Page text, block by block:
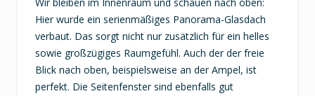
Wir bleiben im Innenraum und schauen nach oben:
Hier wurde ein serienmäßiges Panorama-Glasdach
verbaut. Das sorgt nicht nur zusätzlich für ein helles
sowie großzügiges Raumgefühl. Auch der der freie
Blick nach oben, beispielsweise an der Ampel, ist
perfekt. Die Seitenfenster sind ebenfalls gut